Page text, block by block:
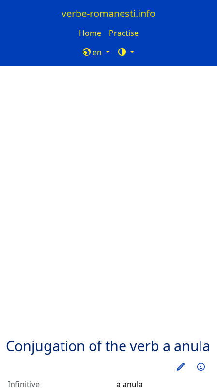
verbe-romanesti.info
Home
Practise
en
Conjugation of the verb a anula
Train
Infinitive
a anula